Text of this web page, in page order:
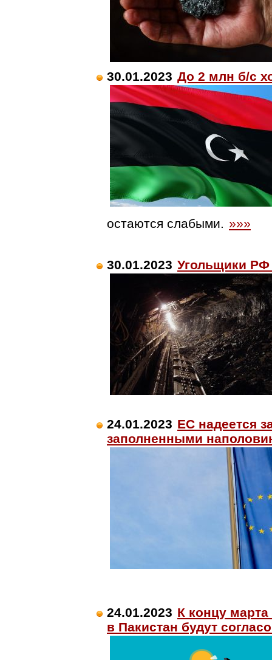
30.01.2023 До 2 млн б/с
остаются слабыми. »»»
30.01.2023 Угольщики РФ
24.01.2023 ЕС надеется
заполненными
24.01.2023 К концу
в Пакистан будут